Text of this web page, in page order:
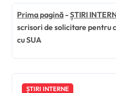
Prima pagină -ȘTIRI
scrisori de solicitare pentru
cu SUA
ȘTIRI INTERNE